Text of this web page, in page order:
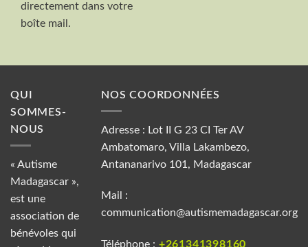
directement dans votre
boîte mail.
QUI
SOMMES-
NOUS
« Autisme
Madagascar »,
est une
association de
bénévoles qui
NOS COORDONNÉES
Adresse : Lot II G 23 CI Ter AV
Ambatomaro, Villa Lakambezo,
Antananarivo 101, Madagascar
Mail :
communication@autismemadagascar.org
Téléphone : +261341398160